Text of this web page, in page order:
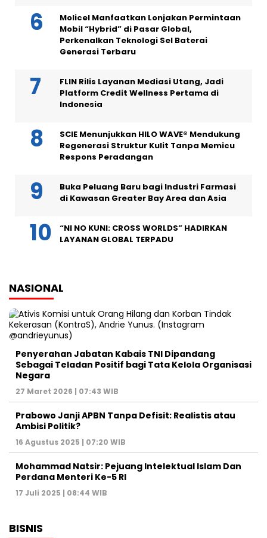
Molicel Manfaatkan Lonjakan Permintaan
Mobil “Hybrid” di Pasar Global,
Perkenalkan Teknologi Sel Baterai
Generasi Terbaru
FLIN Rilis Layanan Mediasi Utang, Jadi
Platform Credit Wellness Pertama di
Indonesia
SCIE Menunjukkan HILO WAVE® Mendukung
Regenerasi Struktur Kulit Tanpa Memicu
Respons Peradangan
Buka Peluang Baru bagi Industri Farmasi
di Kawasan Greater Bay Area dan Asia
“NI NO KUNI: CROSS WORLDS” HADIRKAN
LAYANAN GLOBAL TERPADU
NASIONAL
Penyerahan Jabatan Kabais TNI Dipandang
Sebagai Teladan Positif bagi Tata Kelola Organisasi
Negara
27 Maret 2026 | 07:43 WIB
Prabowo Janji APBN Tanpa Defisit: Realistis atau
Ambisi Politik?
16 Agustus 2025 | 07:20 WIB
Mohammad Natsir: Pejuang Intelektual Islam Dan
Perdana Menteri Ke-5 RI
17 Juli 2025 | 08:44 WIB
BISNIS